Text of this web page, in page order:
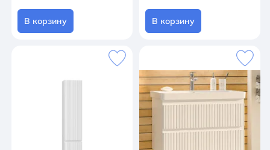
В корзину В корзину